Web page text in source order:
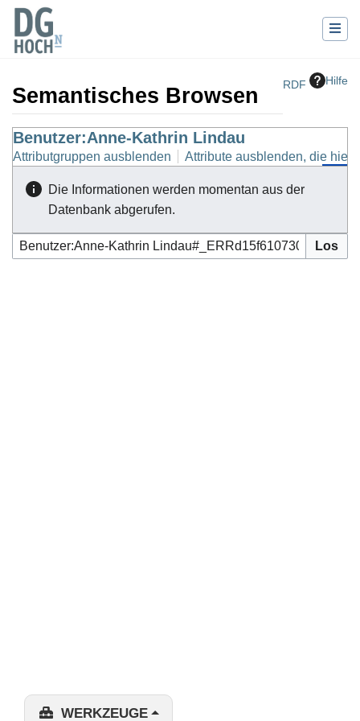
RDF Hilfe
Semantisches Browsen
Wechseln zu: Navigation,Suche
Benutzer:Anne-Kathrin Lindau
Attributgruppen ausblenden Attribute ausblenden, die
Die Informationen werden momentan aus der
Datenbank abgerufen.
WERKZEUGE